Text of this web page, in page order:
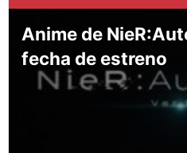
Anime de
fecha de estreno